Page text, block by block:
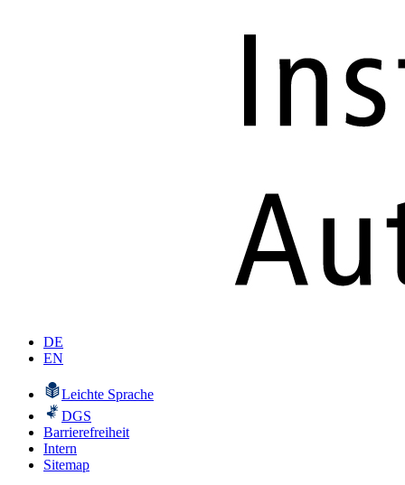
DE
EN
Leichte Sprache
DGS
Barrierefreiheit
Intern
Sitemap